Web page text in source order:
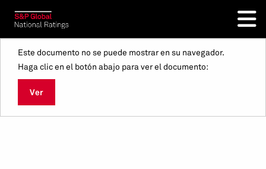
Este documento no se puede mostrar en su navegador.
Haga clic en el botón abajo para ver el documento:
Ver